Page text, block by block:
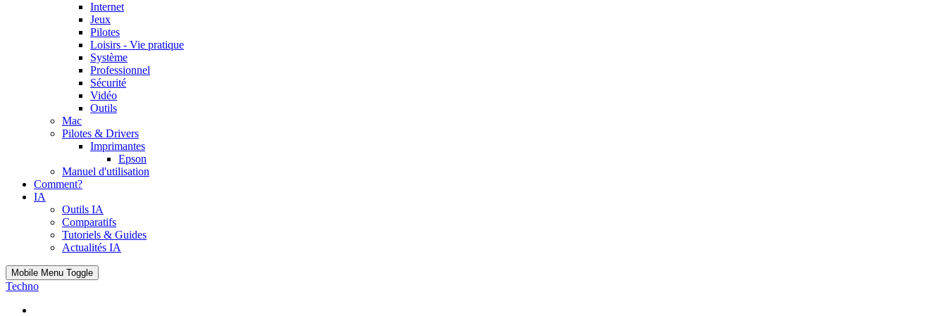
Internet
Jeux
Pilotes
Loisirs - Vie pratique
Système
Professionnel
Sécurité
Vidéo
Outils
Mac
Pilotes & Drivers
Imprimantes
Epson
Manuel d'utilisation
Comment?
IA
Outils IA
Comparatifs
Tutoriels & Guides
Actualités IA
Mobile Menu Toggle
Techno